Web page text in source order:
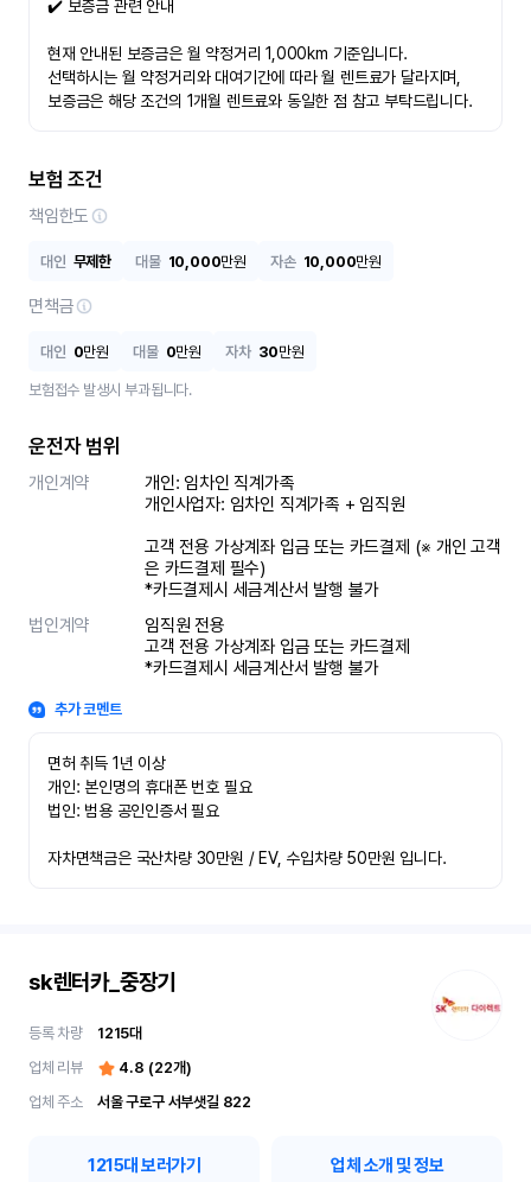
✔️ 보증금 관련 안내
현재 안내된 보증금은 월 약정거리 1,000km 기준입니다.
선택하시는 월 약정거리와 대여기간에 따라 월 렌트료가 달라지며,
보증금은 해당 조건의 1개월 렌트료와 동일한 점 참고 부탁드립니다.
보험 조건
책임한도
대인 무제한 대물 10,000만원 자손 10,000만원
면책금
대인 0만원 대물 0만원 자차 30만원
보험접수 발생시 부과됩니다.
운전자 범위
개인계약
개인: 임차인 직계가족
개인사업자: 임차인 직계가족 + 임직원
고객 전용 가상계좌 입금 또는 카드결제 (※ 개인 고객
은 카드결제 필수)
*카드결제시 세금계산서 발행 불가
법인계약
임직원 전용
고객 전용 가상계좌 입금 또는 카드결제
*카드결제시 세금계산서 발행 불가
추가 코멘트
면허 취득 1년 이상
개인: 본인명의 휴대폰 번호 필요
법인: 범용 공인인증서 필요
자차면책금은 국산차량 30만원 / EV, 수입차량 50만원 입니다.
sk렌터카_중장기
등록 차량 1215대
업체 리뷰
4.8 (22개)
업체 주소
서울 구로구 서부샛길 822
1215대 보러가기 업체 소개 및 정보